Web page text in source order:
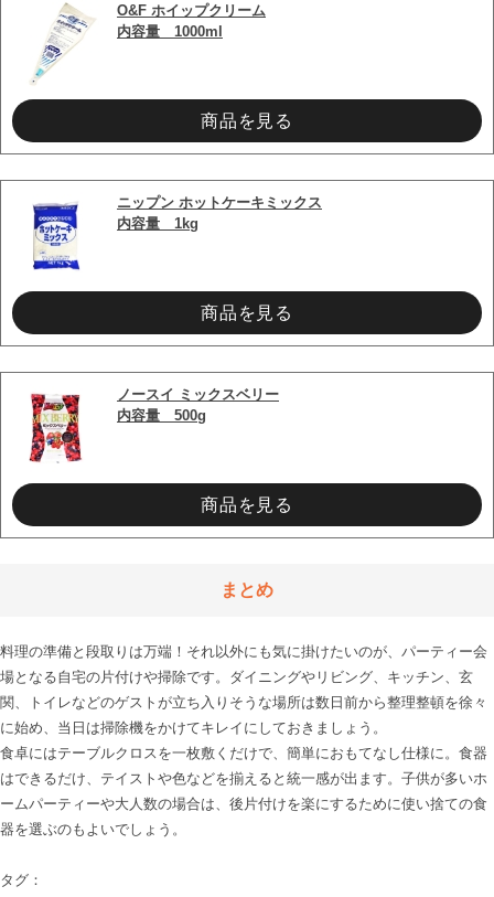
O&F ホイップクリーム
内容量　1000ml
商品を見る
ニップン ホットケーキミックス
内容量　1kg
商品を見る
ノースイ ミックスベリー
内容量　500g
商品を見る
まとめ
料理の準備と段取りは万端！それ以外にも気に掛けたいのが、パーティー会
場となる自宅の片付けや掃除です。ダイニングやリビング、キッチン、玄
関、トイレなどのゲストが立ち入りそうな場所は数日前から整理整頓を徐々
に始め、当日は掃除機をかけてキレイにしておきましょう。
食卓にはテーブルクロスを一枚敷くだけで、簡単におもてなし仕様に。食器
はできるだけ、テイストや色などを揃えると統一感が出ます。子供が多いホ
ームパーティーや大人数の場合は、後片付けを楽にするために使い捨ての食
器を選ぶのもよいでしょう。
タグ：